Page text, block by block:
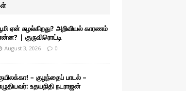
ஏன் சுழல்கிறது? அறிவியல் காரணம்
| குருவிரொட்டி
August 3, 2026 0
– குழந்தைப் பாடல் –
உதயநிதி நடராஜன்